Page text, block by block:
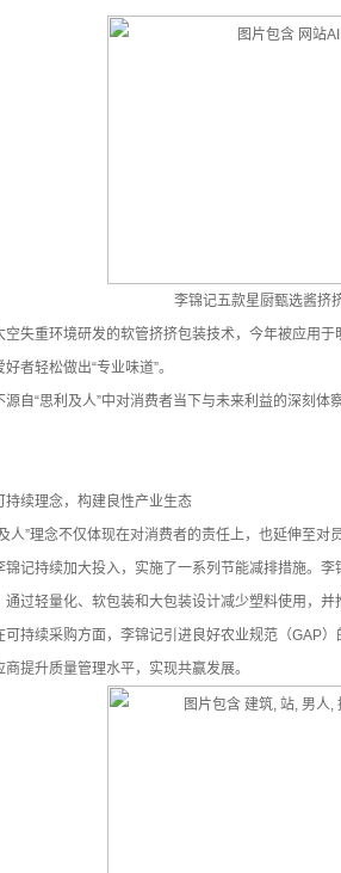
李锦记五款星厨甄选酱挤
空失重环境研发的软管挤挤包装技术，今年被应用
者轻松做出“专业味道”。
源自“思利及人”中对消费者当下与未来利益的深刻
持续理念，构建良性产业生态
人”理念不仅体现在对消费者的责任上，也延伸至对
锦记持续加大投入，实施了一系列节能减排措施。
过轻量化、软包装和大包装设计减少塑料使用，
可持续采购方面，李锦记引进良好农业规范（GAP
提升质量管理水平，实现共赢发展。